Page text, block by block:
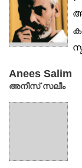
Anees Salim
അനീസ് സലീം